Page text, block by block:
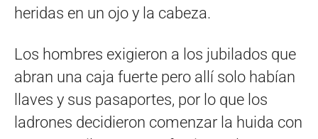
heridas en un ojo y la cabeza.
Los hombres exigieron a los jubilados que
abran una caja fuerte pero allí solo habían
llaves y sus pasaportes, por lo que los
ladrones decidieron comenzar la huida con